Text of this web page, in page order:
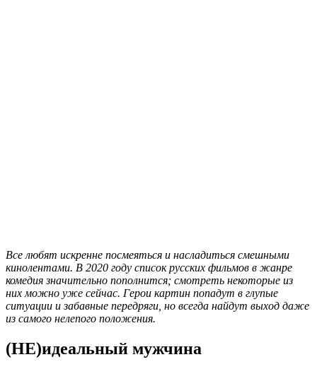
Все любят искренне посмеяться и насладиться смешными
кинолентами. В 2020 году список русских фильмов в жанре
комедия значительно пополнится; смотреть некоторые из
них можно уже сейчас. Герои картин попадут в глупые
ситуации и забавные передряги, но всегда найдут выход даже
из самого нелепого положения.
(НЕ)идеальный мужчина